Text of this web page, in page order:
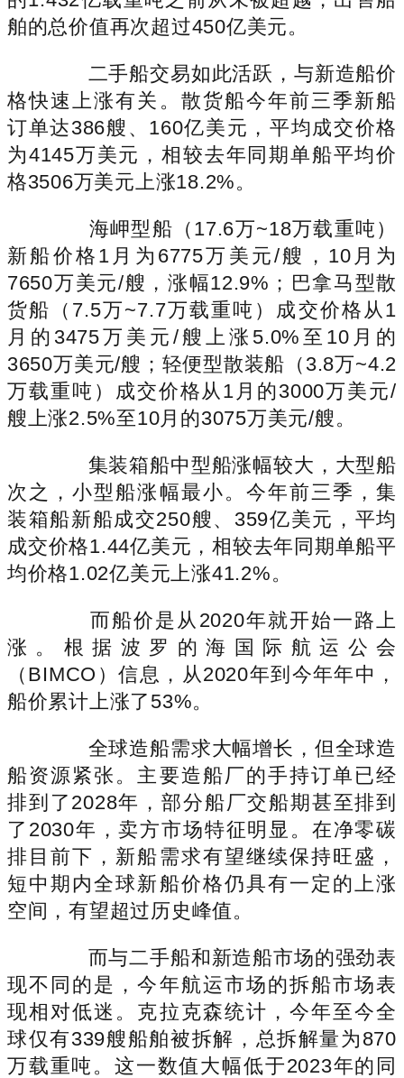
舶的总价值再次超过450亿美元。
二手船交易如此活跃，与新造船价
格快速上涨有关。散货船今年前三季新船
订单达386艘、160亿美元，平均成交价格
为4145万美元，相较去年同期单船平均价
格3506万美元上涨18.2%。
海岬型船（17.6万~18万载重吨）
新船价格1月为6775万美元/艘，10月为
7650万美元/艘，涨幅12.9%；巴拿马型散
货船（7.5万~7.7万载重吨）成交价格从1
月的3475万美元/艘上涨5.0%至10月的
3650万美元/艘；轻便型散装船（3.8万~4.2
万载重吨）成交价格从1月的3000万美元/
艘上涨2.5%至10月的3075万美元/艘。
集装箱船中型船涨幅较大，大型船
次之，小型船涨幅最小。今年前三季，集
装箱船新船成交250艘、359亿美元，平均
成交价格1.44亿美元，相较去年同期单船平
均价格1.02亿美元上涨41.2%。
而船价是从2020年就开始一路上
涨。根据波罗的海国际航运公会
（BIMCO）信息，从2020年到今年年中，
船价累计上涨了53%。
全球造船需求大幅增长，但全球造
船资源紧张。主要造船厂的手持订单已经
排到了2028年，部分船厂交船期甚至排到
了2030年，卖方市场特征明显。在净零碳
排目前下，新船需求有望继续保持旺盛，
短中期内全球新船价格仍具有一定的上涨
空间，有望超过历史峰值。
而与二手船和新造船市场的强劲表
现不同的是，今年航运市场的拆船市场表
现相对低迷。克拉克森统计，今年至今全
球仅有339艘船舶被拆解，总拆解量为870
万载重吨。这一数值大幅低于2023年的同